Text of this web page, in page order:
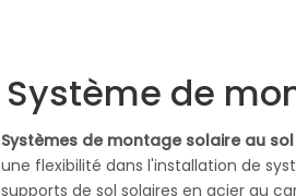
Système de
Systèmes de montage solaire au sol
une flexibilité dans l'installation de
supports de sol solaires en acier au